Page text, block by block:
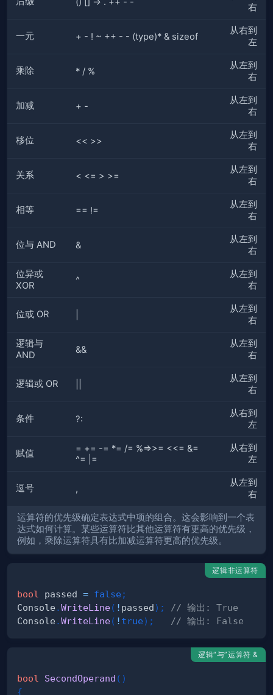
右
一元 + - ! ~ ++ - - (type)* & sizeof
从右到
左
乘除 * / %
从左到
右
加减 + -
从左到
右
移位 << >>
从左到
右
关系 < <= > >=
从左到
右
相等 == !=
从左到
右
位与 AND &
从左到
右
位异或
XOR
^
从左到
右
位或 OR
从左到
右
逻辑与
AND
&&
从左到
右
逻辑或 OR
从左到
右
条件 ?:
从右到
左
赋值
= += -= *= /= %=>>= <<= &=
^= |=
从右到
左
逗号 ,
从左到
右
运算符的优先级确定表达式中项的组合。这会影响到一个表
达式如何计算。某些运算符比其他运算符有更高的优先级，
例如，乘除运算符具有比加减运算符更高的优先级。
逻辑非运算符
bool passed = false ;
Console .WriteLine( ! passed) ;
// 输出: True
Console .WriteLine( ! true) ; // 输出: False
逻辑“与”运算符 &
bool SecondOperand ( )
{